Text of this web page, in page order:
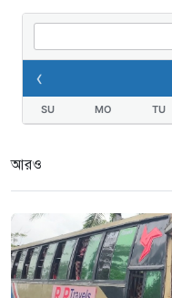
‹
SU MO TU
আরও